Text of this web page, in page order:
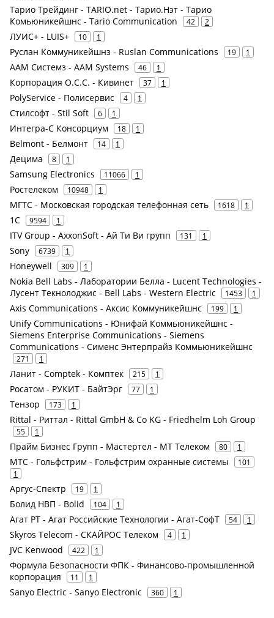
Тарио Трейдинг - TARIO.net - Тарио.Нэт - Тарио
Комьюникейшнс - Tario Communication
42 2
ЛУИС+ - LUIS+ 10 1
Руслан Коммуникейшнз - Ruslan Communications 19 1
ААМ Системз - AAM Systems 46 1
Корпорация О.С.С. - Кивинет 37 1
PolyService - Полисервис 4 1
Стилсофт - Stil Soft 6 1
Интегра-С Консорциум 18 1
Belmont - Белмонт 14 1
Децима 8 1
Samsung Electronics 11066 1
Ростелеком 10948 1
МГТС - Московская городская телефонная сеть 1618 1
1С 9594 1
ITV Group - AxxonSoft - Ай Ти Ви групп 131 1
Sony 6739 1
Honeywell 309 1
Nokia Bell Labs - Лаборатории Белла - Lucent Technologies -
Лусент Текнолоджис - Bell Labs - Western Electric
1453 1
Axis Communications - Аксис Коммуникейшнс 199 1
Unify Communications - Юнифай Коммьюникейшнс -
Siemens Enterprise Communications - Siemens
Communications - Сименс Энтерпрайз Коммьюникейшнс
271 1
Ланит - Comptek - Комптек 215 1
Росатом - РУКИТ - БайтЭрг 77 1
Тензор 173 1
Rittal - Риттал - Rittal GmbH & Co KG - Friedhelm Loh Group
55 1
Прайм Бизнес Групп - Мастертел - МТ Телеком 80 1
МТС - Гольфстрим - Гольфстрим охранные системы
101
1
Аргус-Спектр 19 1
Болид НВП - Bolid 104 1
Агат РТ - Агат Российские Технологии - Агат-СофТ 54 1
Skyros Telecom - СКАЙРОС Телеком 4 1
JVC Kenwood 422 1
Формула Безопасности ФПК - Финансово-промышленной
корпорация
11 1
Sanyo Electric - Sanyo Electronic 360 1